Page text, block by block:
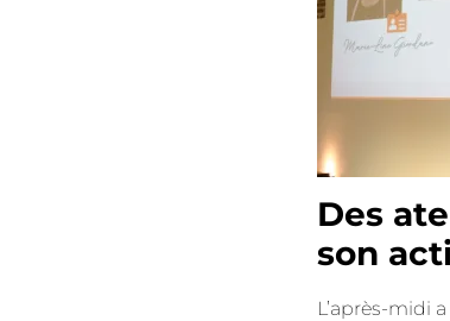
Des
son
L’après-midi